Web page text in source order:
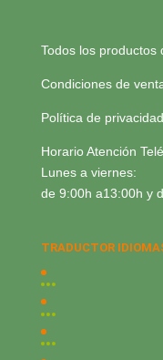
Todos los productos
Condiciones de
Política de privacidad
Horario Atención
Lunes a viernes:
de 9:00h a13:00h y
TRADUCTOR